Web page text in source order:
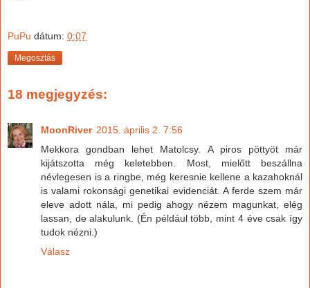
PuPu dátum: 0:07
Megosztás
18 megjegyzés:
MoonRiver 2015. április 2. 7:56
Mekkora gondban lehet Matolcsy. A piros pöttyöt már
kijátszotta még keletebben. Most, mielőtt beszállna
névlegesen is a ringbe, még keresnie kellene a kazahoknál
is valami rokonsági genetikai evidenciát. A ferde szem már
eleve adott nála, mi pedig ahogy nézem magunkat, elég
lassan, de alakulunk. (Én például több, mint 4 éve csak így
tudok nézni.)
Válasz